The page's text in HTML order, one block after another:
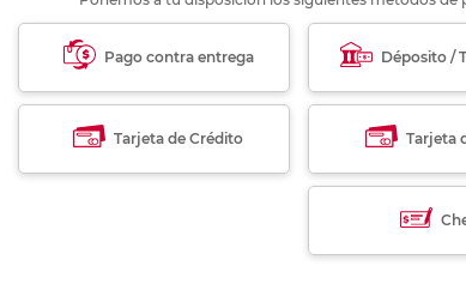
Pago contra entrega Déposito /
Tarjeta de Crédito Tarjeta